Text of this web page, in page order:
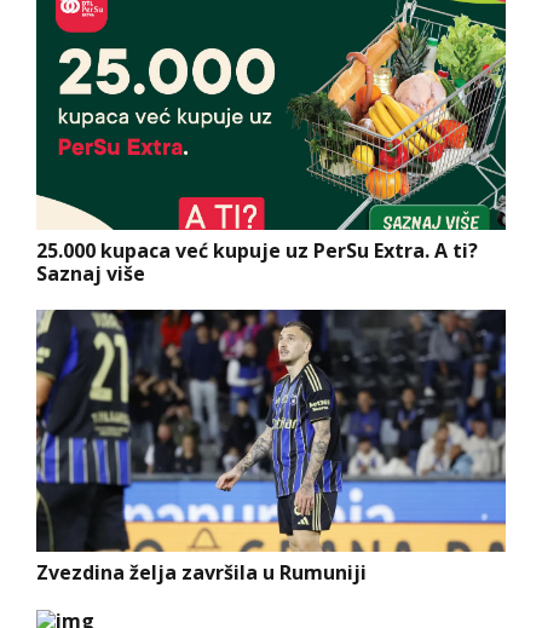
25.000 kupaca već kupuje uz PerSu Extra. A ti?
Saznaj više
Zvezdina želja završila u Rumuniji